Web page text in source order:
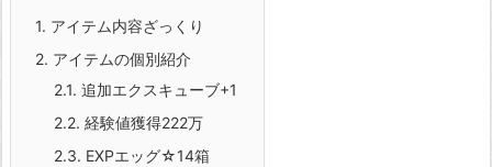
1. アイテム内容ざっくり
2. アイテムの個別紹介
2.1. 追加エクスキューブ+1
2.2. 経験値獲得222万
2.3. EXPエッグ☆14箱